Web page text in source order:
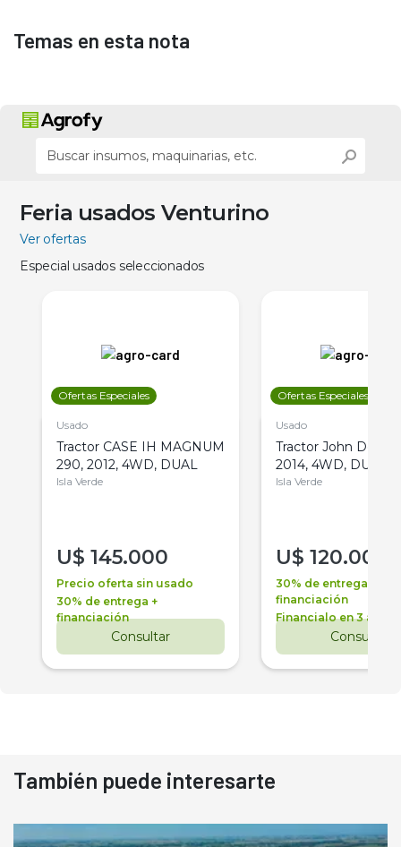
Temas en esta nota
Feria usados Venturino
Ver ofertas
Especial usados seleccionados
Ofertas Especiales
Usado
Tractor CASE IH MAGNUM
290, 2012, 4WD, DUAL
Isla Verde
U$ 145.000
Precio oferta sin usado
30% de entrega +
financiación
Consultar
Ofertas Especiales
Usado
Tractor John Deere
2014, 4WD, DUAL
Isla Verde
U$ 120.000
30% de entrega +
financiación
Financialo en 3 años
Consultar
También puede interesarte